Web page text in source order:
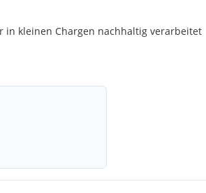
in kleinen Chargen nachhaltig verarbeitet